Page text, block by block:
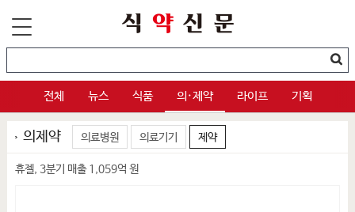
전체 뉴스 식품 의·제약 라이프 기획
의제약 의료병원 의료기기 제약
휴젤, 3분기 매출 1,059억 원